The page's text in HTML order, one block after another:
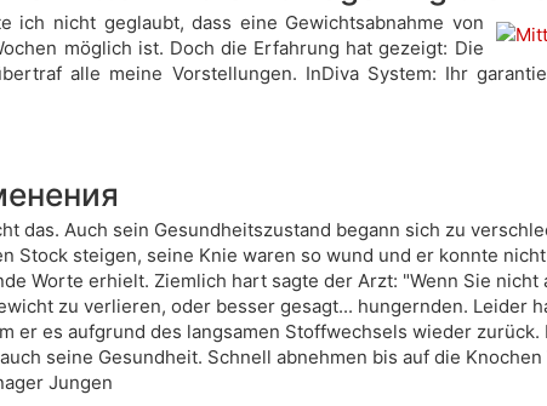
ich nicht geglaubt, dass eine Gewichtsabnahme von
möglich ist. Doch die Erfahrung hat gezeigt: Die
alle meine Vorstellungen. InDiva System: Ihr
das. Auch sein Gesundheitszustand begann sich zu
Stock steigen, seine Knie waren so wund und er konnte
Worte erhielt. Ziemlich hart sagte der Arzt: "Wenn Sie
zu verlieren, oder besser gesagt... hungernden. Leider
er es aufgrund des langsamen Stoffwechsels wieder
seine Gesundheit. Schnell abnehmen bis auf die
Jungen